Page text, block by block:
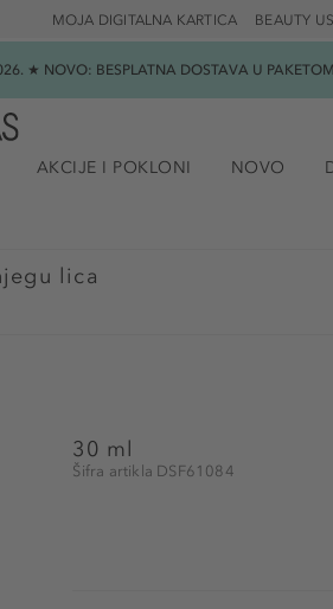
BEAUTY
MOJA DIGITALNA KARTICA
★ NOVO: BESPLATNA DOSTAVA U
AKCIJE I POKLONI NOVO
lica
30 ml
Šifra artikla DSF61084